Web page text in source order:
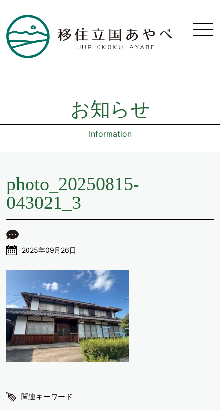
お知らせ
Information
photo_20250815-
043021_3
2025年09月26日
関連キーワード